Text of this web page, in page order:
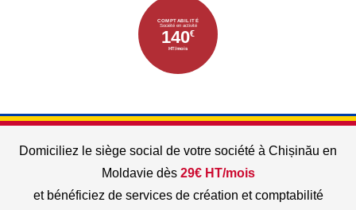
COMPTABILITÉ
Société en activité
140€
HT/mois
Domiciliez le siège social de votre société à Chișinău en
Moldavie dès 29€ HT/mois
et bénéficiez de services de création et comptabilité